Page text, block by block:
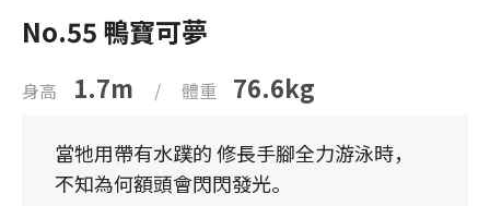
No.55 鴨寶可夢
身高 1.7m / 體重 76.6kg
當牠用帶有水蹼的 修長手腳全力游泳時，
不知為何額頭會閃閃發光。